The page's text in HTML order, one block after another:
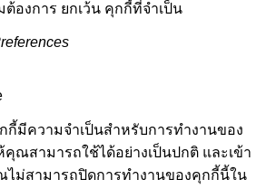
องการ ยกเว้น คุกกี้ที่จำเป็น
กี้มีความจำเป็นสำหรับการทำงานของ
คุณสามารถใช้ได้อย่างเป็นปกติ และเข้า
ไม่สามารถปิดการทำงานของคุกกี้นี้ใน